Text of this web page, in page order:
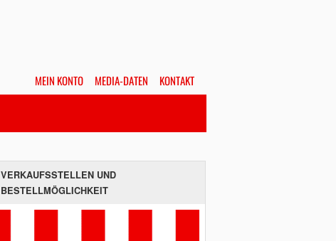
MEIN KONTO MEDIA-DATEN KONTAKT
VERKAUFSSTELLEN UND
BESTELLMÖGLICHKEIT